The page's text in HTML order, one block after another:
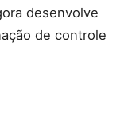
desenvolve
de controle